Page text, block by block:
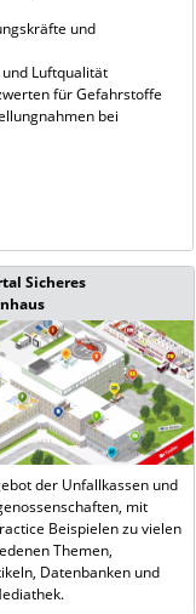
und
Luftqualität
für Gefahrstoffe
bei
Sicheres
der Unfallkassen und
mit
Beispielen zu vielen
Themen,
Datenbanken und